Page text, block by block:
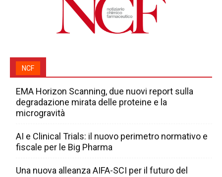
NCF
EMA Horizon Scanning, due nuovi report sulla
degradazione mirata delle proteine e la
microgravità
AI e Clinical Trials: il nuovo perimetro normativo e
fiscale per le Big Pharma
Una nuova alleanza AIFA-SCI per il futuro del